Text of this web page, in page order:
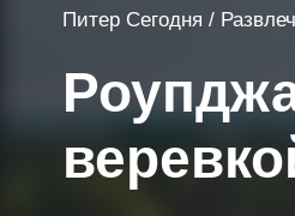
Питер Сегодня /